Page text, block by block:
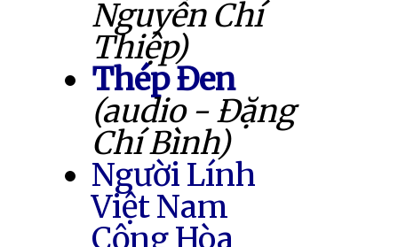
Nguyễn Chí
Thiệp)
Thép Đen
(audio - Đặng
Chí Bình)
Người Lính
Việt Nam
Cộng Hòa